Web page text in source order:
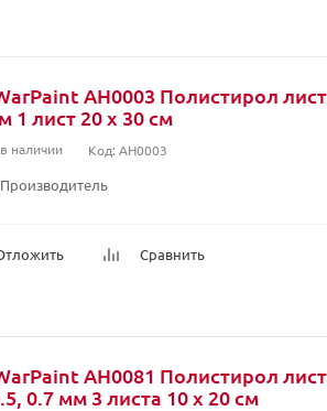
AH0003 Полистирол
1 лист 20 x 30 см
наличии Код: AH0003
Сравнить
AH0081 Полистирол
0.7 мм 3 листа 10 х 20 см